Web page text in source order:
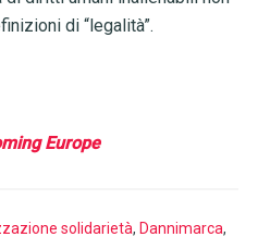
di “legalità”.
Europe
solidarietà, Dannimarca,